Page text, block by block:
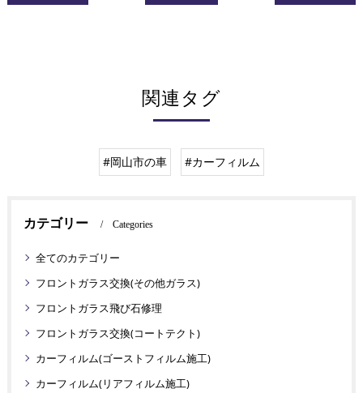
関連タグ
#岡山市の車 #カーフィルム
カテゴリー Categories
全てのカテゴリー
フロントガラス交換(その他ガラス)
フロントガラス飛び石修理
フロントガラス交換(コートテクト)
カーフィルム(ゴーストフィルム施工)
カーフィルム(リアフィルム施工)